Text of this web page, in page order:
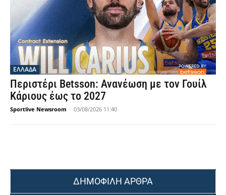
ΕΛΛΑΔΑ
Περιστέρι Betsson: Ανανέωση με τον Γουίλ
Κάριους έως το 2027
Sportlive Newsroom - 03/08/2026 11:40
ΔΗΜΟΦΙΛΗ ΑΡΘΡΑ